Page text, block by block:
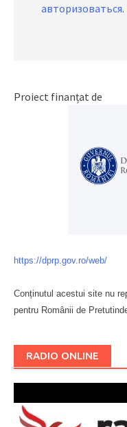
авторизоваться.
Proiect finanțat de
https://dprp.gov.ro/web/
Conținutul acestui site nu
pentru Românii de
RADIO ONLINE